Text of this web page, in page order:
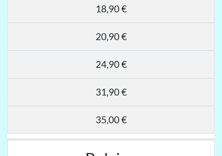
18,90 €
20,90 €
24,90 €
31,90 €
35,00 €